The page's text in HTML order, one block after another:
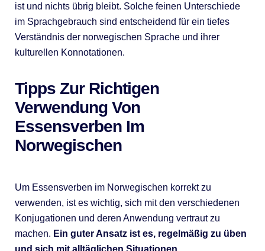
ist und nichts übrig bleibt. Solche feinen Unterschiede
im Sprachgebrauch sind entscheidend für ein tiefes
Verständnis der norwegischen Sprache und ihrer
kulturellen Konnotationen.
Tipps Zur Richtigen
Verwendung Von
Essensverben Im
Norwegischen
Um Essensverben im Norwegischen korrekt zu
verwenden, ist es wichtig, sich mit den verschiedenen
Konjugationen und deren Anwendung vertraut zu
machen. Ein guter Ansatz ist es, regelmäßig zu üben
und sich mit alltäglichen Situationen